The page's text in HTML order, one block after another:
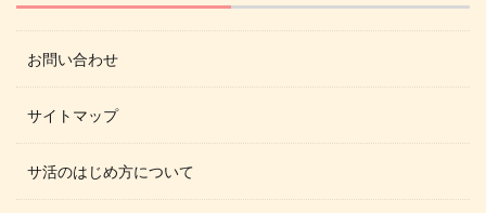
お問い合わせ
サイトマップ
サ活のはじめ方について